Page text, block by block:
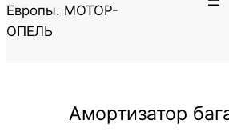
Европы. МОТОР-
ОПЕЛЬ
Амортизатор